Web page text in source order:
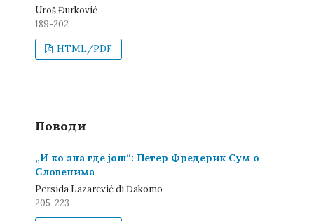
Uroš Đurković
189-202
HTML/PDF
Поводи
„И ко зна где још“: Петер Фредерик Сум о
Словенима
Persida Lazarević di Đakomo
205-223